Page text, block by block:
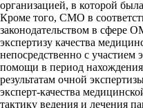
организацией, в которой
Кроме того, СМО в
законодательством в сфере
экспертизу качества
непосредственно с участием
помощи в период
результатам очной
эксперт-качества
тактику ведения и лечения